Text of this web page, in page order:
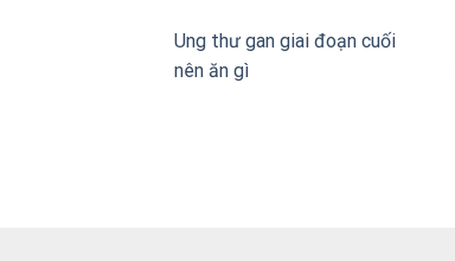
Ung thư gan giai đoạn cuối
nên ăn gì